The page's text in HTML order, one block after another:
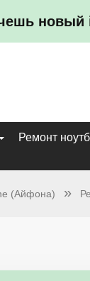
новый
Ремонт
(Айфона)